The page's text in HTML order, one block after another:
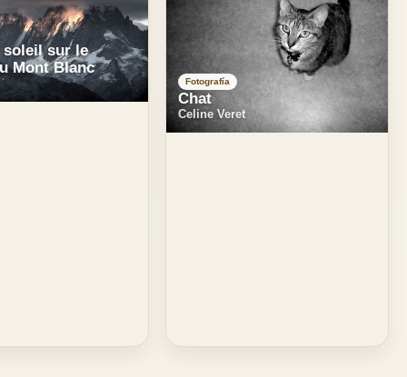
soleil sur le
Mont Blanc
Fotografía
Chat
Celine Veret